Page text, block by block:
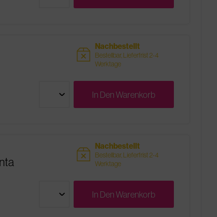
sold Nachbestellt
Bestellbar, Lieferfrist 2-4
Werktage
In DenWarenkorb
sold Nachbestellt
Bestellbar, Lieferfrist 2-4
Werktage
In DenWarenkorb